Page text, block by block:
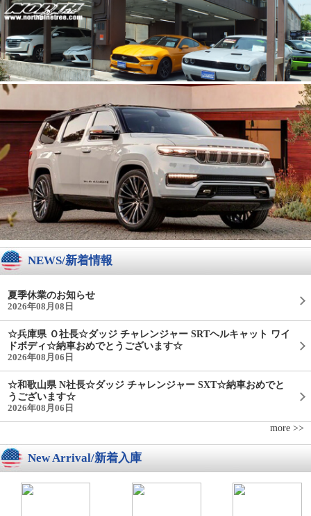
NEWS/新着情報
夏季休業のお知らせ
2026年08月08日
☆兵庫県 Ｏ社長☆ダッジ チャレンジャー SRTヘルキャット ワイ
ドボディ☆納車おめでとうございます☆
2026年08月06日
☆和歌山県 N社長☆ダッジ チャレンジャー SXT☆納車おめでと
うございます☆
2026年08月06日
more >>
New Arrival/新着入庫